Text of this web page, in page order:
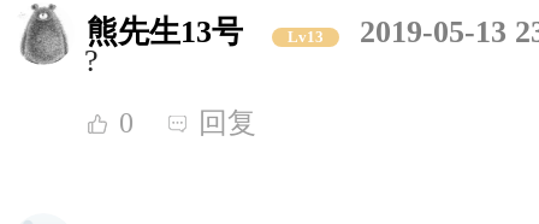
熊先生13号 Lv13
2019-05-13
?
0 回复